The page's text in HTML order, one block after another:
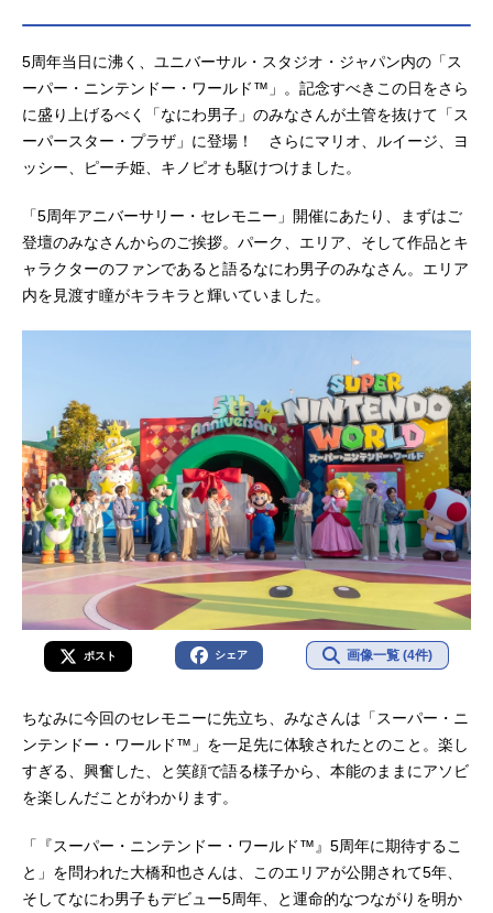
5周年当日に沸く、ユニバーサル・スタジオ・ジャパン内の「ス
ーパー・ニンテンドー・ワールド™」。記念すべきこの日をさら
に盛り上げるべく「なにわ男子」のみなさんが土管を抜けて「ス
ーパースター・プラザ」に登場！ さらにマリオ、ルイージ、ヨ
ッシー、ピーチ姫、キノピオも駆けつけました。
「5周年アニバーサリー・セレモニー」開催にあたり、まずはご
登壇のみなさんからのご挨拶。パーク、エリア、そして作品とキ
ャラクターのファンであると語るなにわ男子のみなさん。エリア
内を見渡す瞳がキラキラと輝いていました。
ポスト シェア 画像一覧 (4件)
ちなみに今回のセレモニーに先立ち、みなさんは「スーパー・ニ
ンテンドー・ワールド™」を一足先に体験されたとのこと。楽し
すぎる、興奮した、と笑顔で語る様子から、本能のままにアソビ
を楽しんだことがわかります。
「『スーパー・ニンテンドー・ワールド™』5周年に期待するこ
と」を問われた大橋和也さんは、このエリアが公開されて5年、
そしてなにわ男子もデビュー5周年、と運命的なつながりを明か